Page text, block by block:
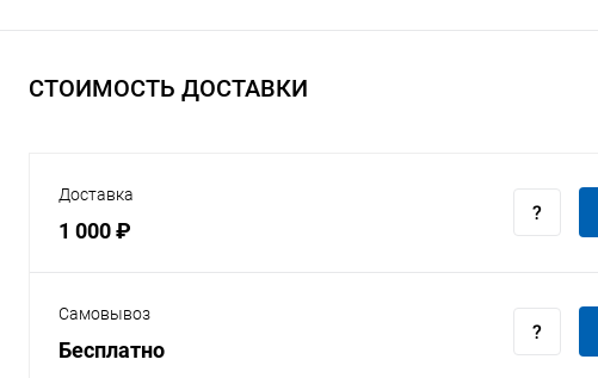
СТОИМОСТЬ ДОСТАВКИ
Доставка
1 000 ₽
Самовывоз
Бесплатно